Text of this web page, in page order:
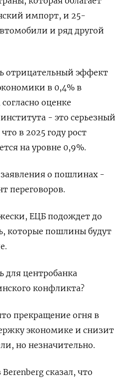
импорт, и 25-
и ряд другой
отрицательный эффект
в 0,4% в
оценке
- это серьезный
в 2025 году рост
на уровне 0,9%.
о пошлинах -
переговоров.
ЕЦБ подождет до
которые пошлины будут
для центробанка
конфликта?
прекращение огня в
экономике и снизит
но незначительно.
сказал, что